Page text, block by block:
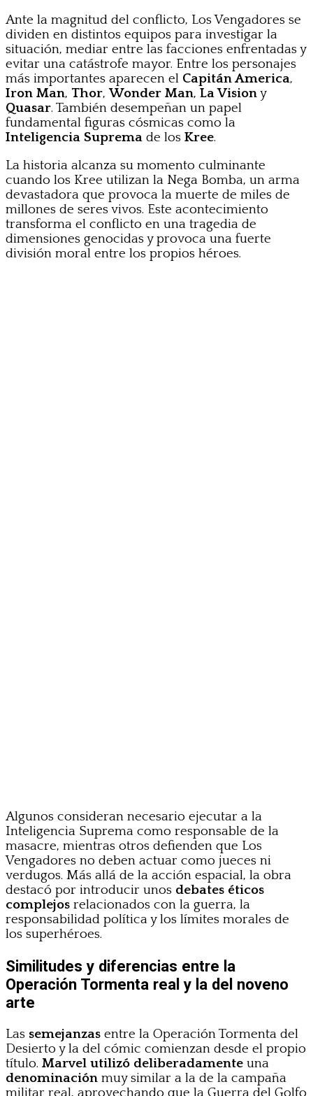
Ante la magnitud del conflicto, Los Vengadores se
dividen en distintos equipos para investigar la
situación, mediar entre las facciones enfrentadas y
evitar una catástrofe mayor. Entre los personajes
más importantes aparecen el Capitán America,
Iron Man, Thor,Wonder Man, La Visiony
Quasar. También desempeñan un papel
fundamental figuras cósmicas como la
Inteligencia Suprema de los Kree.
La historia alcanza su momento culminante
cuando los Kree utilizan la Nega Bomba, un arma
devastadora que provoca la muerte de miles de
millones de seres vivos. Este acontecimiento
transforma el conflicto en una tragedia de
dimensiones genocidas y provoca una fuerte
división moral entre los propios héroes.
Algunos consideran necesario ejecutar a la
Inteligencia Suprema como responsable de la
masacre, mientras otros defienden que Los
Vengadores no deben actuar como jueces ni
verdugos. Más allá de la acción espacial, la obra
destacó por introducir unos debates éticos
complejos relacionados con la guerra, la
responsabilidad política y los límites morales de
los superhéroes.
Similitudes y diferencias entre la
Operación Tormenta real y la del noveno
arte
Las semejanzas entre la Operación Tormenta del
Desierto y la del cómic comienzan desde el propio
título. Marvel utilizó deliberadamente una
denominación muy similar a la de la campaña
militar real, aprovechando que la Guerra del Golfo